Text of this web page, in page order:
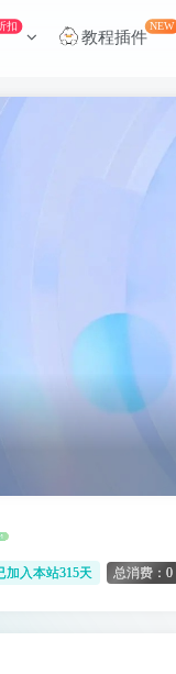
扣
教程插件
NEW
加入本站315天 总消费：0